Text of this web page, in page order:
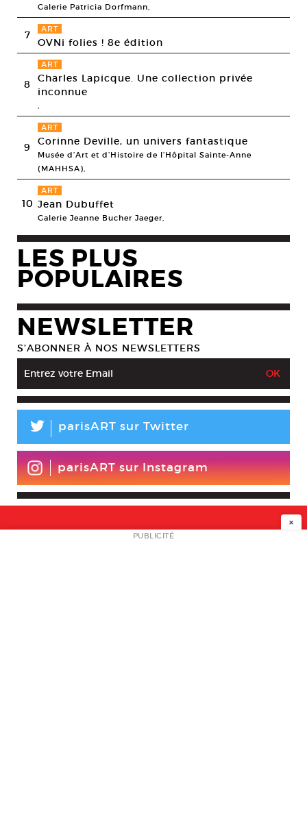
Galerie Patricia Dorfmann,
7 ART
OVNi folies ! 8e édition
8
ART
Charles Lapicque. Une collection privée
inconnue
,
9
ART
Corinne Deville, un univers fantastique
Musée d’Art et d’Histoire de l’Hôpital Sainte-Anne
(MAHHSA),
10
ART
Jean Dubuffet
Galerie Jeanne Bucher Jaeger,
LES PLUS
POPULAIRES
NEWSLETTER
S’ABONNER À NOS NEWSLETTERS
L parisART sur Twitter
parisART sur Instagram
NEWSLETTER
×
PUBLICITÉ